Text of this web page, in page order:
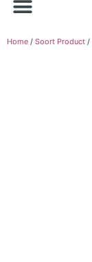
Home / Soort Product /